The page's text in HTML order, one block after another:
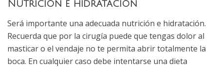
Nutrición e hidratación
Será importante una adecuada nutrición e hidratación.
Recuerda que por la cirugía puede que tengas dolor al
masticar o el vendaje no te permita abrir totalmente la
boca. En cualquier caso debe intentarse una dieta